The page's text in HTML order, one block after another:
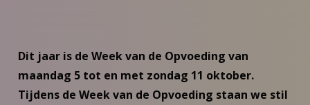
Dit jaar is de Week van de Opvoeding van
maandag 5 tot en met zondag 11 oktober.
Tijdens de Week van de Opvoeding staan we stil